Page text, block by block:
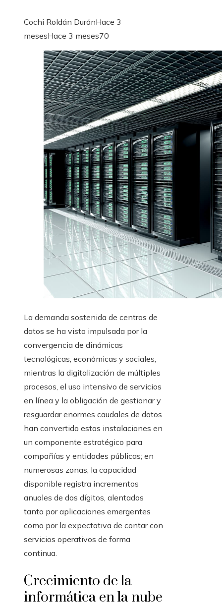
Cochi Roldán DuránHace 3
mesesHace 3 meses70
La demanda sostenida de centros de
datos se ha visto impulsada por la
convergencia de dinámicas
tecnológicas, económicas y sociales,
mientras la digitalización de múltiples
procesos, el uso intensivo de servicios
en línea y la obligación de gestionar y
resguardar enormes caudales de datos
han convertido estas instalaciones en
un componente estratégico para
compañías y entidades públicas; en
numerosas zonas, la capacidad
disponible registra incrementos
anuales de dos dígitos, alentados
tanto por aplicaciones emergentes
como por la expectativa de contar con
servicios operativos de forma
continua.
Crecimiento de la
informática en la nube